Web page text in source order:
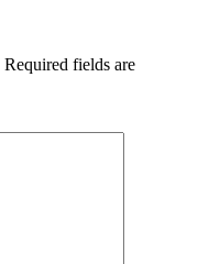
Required fields are